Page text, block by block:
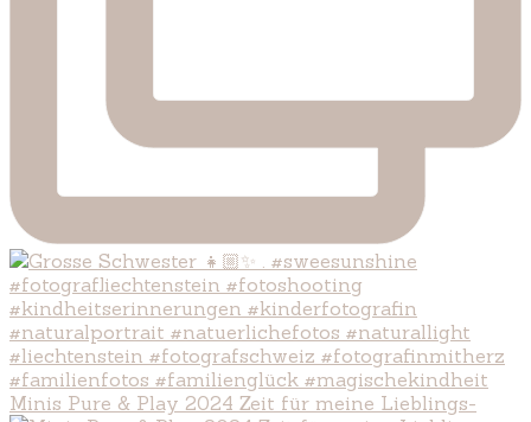
Minis Pure & Play 2024 Zeit für meine Lieblings-